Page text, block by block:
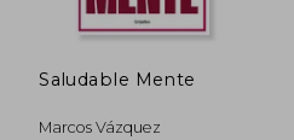
Saludable Mente
Marcos Vázquez